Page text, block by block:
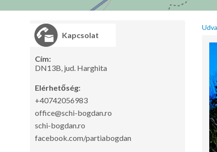
Kapcsolat
Cím:
DN13B, jud. Harghita
Elérhetőség:
+40742056983
office@schi-bogdan.ro
schi-bogdan.ro
facebook.com/partiabogdan